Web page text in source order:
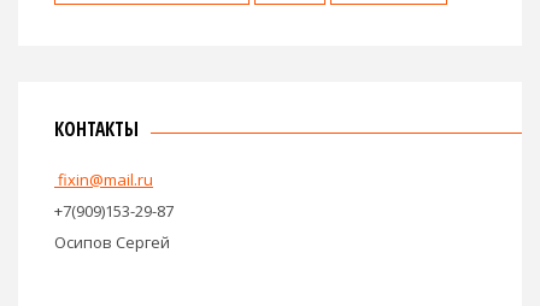
КОНТАКТЫ
fixin@mail.ru
+7(909)153-29-87
Осипов Сергей